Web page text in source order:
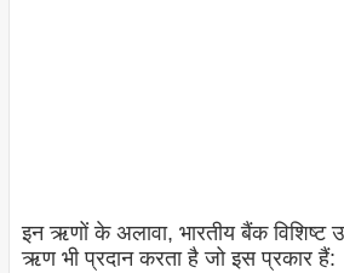
इन ऋणों के अलावा, भारतीय बैंक विशिष्ट
ऋण भी प्रदान करता है जो इस प्रकार हैं: